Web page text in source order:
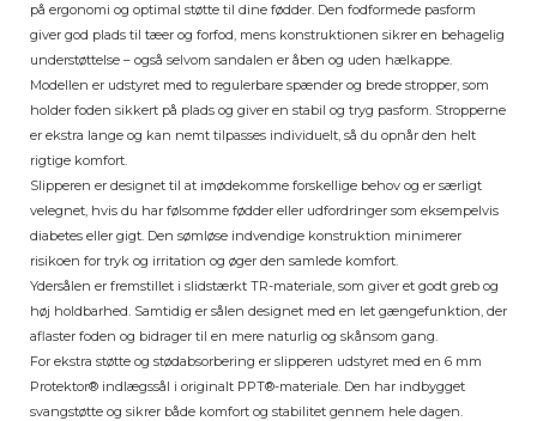
på ergonomi og optimal støtte til dine fødder. Den fodformede pasform
giver god plads til tæer og forfod, mens konstruktionen sikrer en behagelig
understøttelse – også selvom sandalen er åben og uden hælkappe.
Modellen er udstyret med to regulerbare spænder og brede stropper, som
holder foden sikkert på plads og giver en stabil og tryg pasform. Stropperne
er ekstra lange og kan nemt tilpasses individuelt, så du opnår den helt
rigtige komfort.
Slipperen er designet til at imødekomme forskellige behov og er særligt
velegnet, hvis du har følsomme fødder eller udfordringer som eksempelvis
diabetes eller gigt. Den sømløse indvendige konstruktion minimerer
risikoen for tryk og irritation og øger den samlede komfort.
Ydersålen er fremstillet i slidstærkt TR-materiale, som giver et godt greb og
høj holdbarhed. Samtidig er sålen designet med en let gængefunktion, der
aflaster foden og bidrager til en mere naturlig og skånsom gang.
For ekstra støtte og stødabsorbering er slipperen udstyret med en 6 mm
Protektor® indlægssål i originalt PPT®-materiale. Den har indbygget
svangstøtte og sikrer både komfort og stabilitet gennem hele dagen.